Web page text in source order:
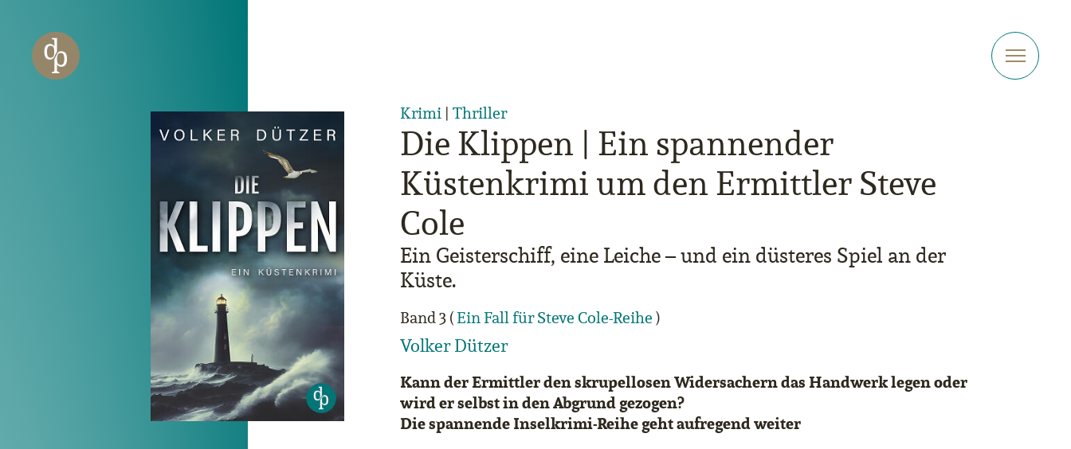
Zur Navigation springen
Zur Website-Suche springen
Die Klippen | Ein spannender
Küstenkrimi um den Ermittler Steve
Cole
Ein Geisterschiff, eine Leiche – und ein düsteres Spiel an der
Küste.
Band 3 (Ein Fall für Steve Cole-Reihe)
Volker Dützer
Krimi | Thriller
Kann der Ermittler den skrupellosen Widersachern das Handwerk legen oder
wird er selbst in den Abgrund gezogen?
Die spannende Inselkrimi-Reihe geht aufregend weiter